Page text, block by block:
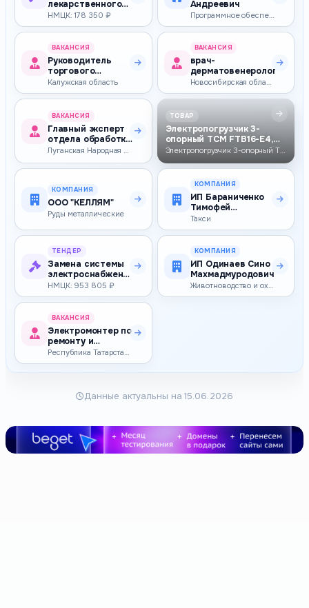
лекарственного
препарата
Окскарбазепин
таблетк…
НМЦК: 178 350 ₽
Андреевич
Программное обеспечение
ВАКАНСИЯ
Руководитель
торгового
сектора
Калужская область
ВАКАНСИЯ
врач-
дерматовенеролог
Новосибирская область — 80 000–80 000 ₽
ВАКАНСИЯ
Главный эксперт
отдела обработки
выплатной
документации
Луганская Народная Республика — 28 962–69 509 ₽
ТОВАР
Электропогрузчик 3-
опорный TCM FTB16-E4,
1600кг, 5990мм…
Электропогрузчик 3-опорный TCM FTB16-E4, 1600кг, 5990мм, свободный ход…
КОМПАНИЯ
ООО "КЕЛЛЯМ"
Руды металлические
КОМПАНИЯ
ИП Бараниченко
Тимофей
Леонидович
Такси
ТЕНДЕР
Замена системы
электроснабжения
в доме культуры,
распол…
НМЦК: 953 805 ₽
КОМПАНИЯ
ИП Одинаев Сино
Махмадмуродович
Животноводство и охотничьи хозяйства
ВАКАНСИЯ
Электромонтер по
ремонту и
обслуживанию
электрооборудов…
Республика Татарстан (Татарстан) — 90 000–106 000 ₽
Данные актуальны на 15.06.2026